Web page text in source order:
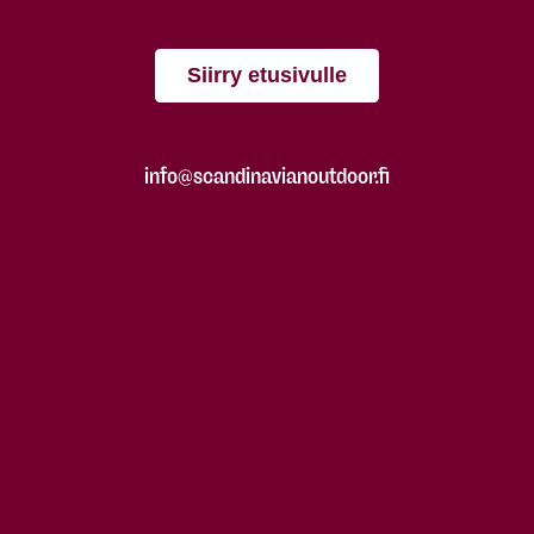
Siirry etusivulle
info@scandinavianoutdoor.fi